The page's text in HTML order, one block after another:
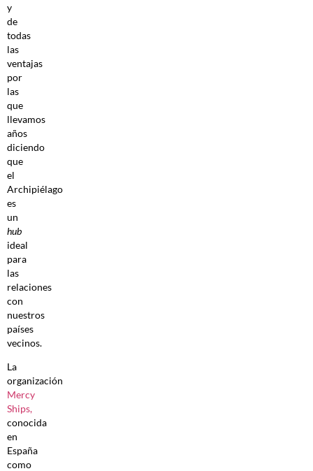
y
de
todas
las
ventajas
por
las
que
llevamos
años
diciendo
que
el
Archipiélago
es
un
hub
ideal
para
las
relaciones
con
nuestros
países
vecinos.
La
organización
Mercy
Ships,
conocida
en
España
como